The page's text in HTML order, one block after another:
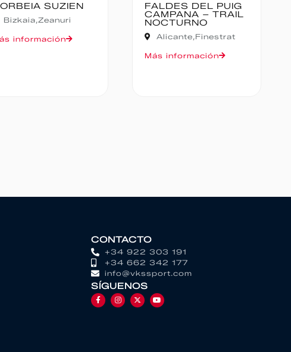
FALDES DEL PUIG
NOCTURNO
Alicante,Finestrat
CANFRANC-
CANFRANC
Huesca,Canfranc
CONTACTO
+34 922 303 191
+34 662 342 177
info@vkssport.com
SÍGUENOS